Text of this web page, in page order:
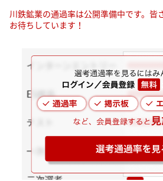
川鉄鉱業の通過率は公開準備中です。皆
お待ちしています！